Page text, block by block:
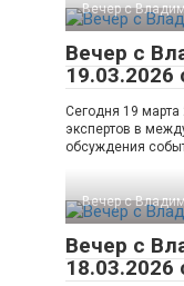
Вечер с
Вечер с
19.03.2026
Сегодня 19
экспертов в
обсуждения
Вечер с
Вечер с
18.03.2026